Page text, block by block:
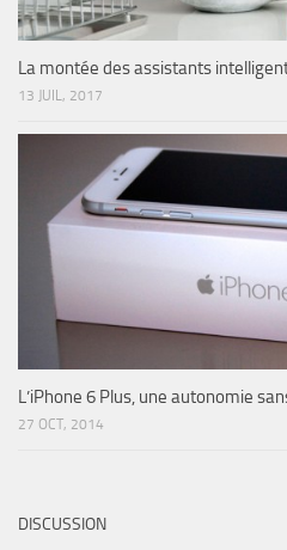
La montée des assistants
13 JUIL, 2017
L’iPhone 6 Plus, une autonomie
27 OCT, 2014
DISCUSSION